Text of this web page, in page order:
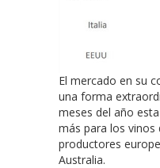
El mercado en su
una forma
meses del año
más para los vinos
productores
Australia.